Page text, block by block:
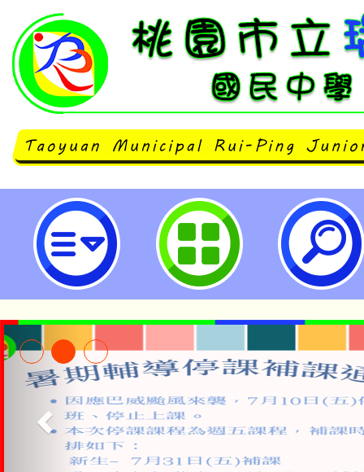
neilrpjhstyc網站設計者：徐嘉